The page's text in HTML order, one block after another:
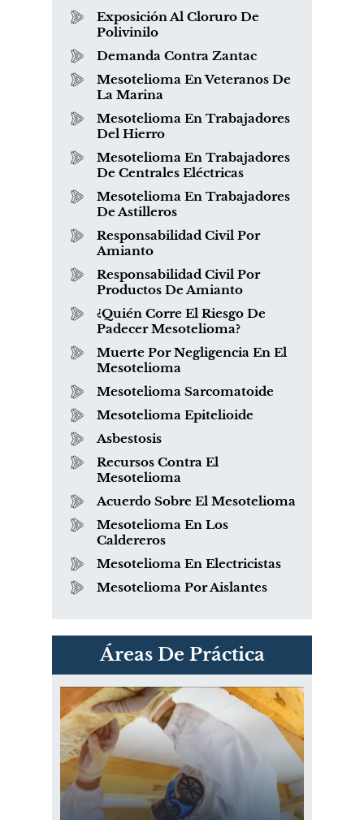
Exposición Al Cloruro De
Polivinilo
Demanda Contra Zantac
Mesotelioma En Veteranos De
La Marina
Mesotelioma En Trabajadores
Del Hierro
Mesotelioma En Trabajadores
De Centrales Eléctricas
Mesotelioma En Trabajadores
De Astilleros
Responsabilidad Civil Por
Amianto
Responsabilidad Civil Por
Productos De Amianto
¿Quién Corre El Riesgo De
Padecer Mesotelioma?
Muerte Por Negligencia En El
Mesotelioma
Mesotelioma Sarcomatoide
Mesotelioma Epitelioide
Asbestosis
Recursos Contra El
Mesotelioma
Acuerdo Sobre El Mesotelioma
Mesotelioma En Los
Caldereros
Mesotelioma En Electricistas
Mesotelioma Por Aislantes
Áreas De Práctica
PVC Cloruro de polivinilo
Exposición